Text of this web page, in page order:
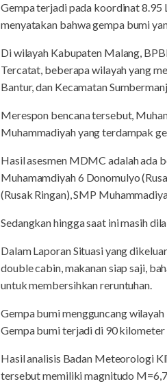
Gempa terjadi pada koordinat 8.95
menyatakan bahwa gempa bumi
Di wilayah Kabupaten Malang,
Tercatat, beberapa wilayah yang
Bantur, dan Kecamatan
Merespon bencana tersebut,
Muhammadiyah yang terdampak
Hasil asesmen MDMC adalah ada
Muhamamdiyah 6 Donomulyo
(Rusak Ringan), SMP
Sedangkan hingga saat ini masih
Dalam Laporan Situasi yang
double cabin, makanan siap saji,
untuk membersihkan reruntuhan.
Gempa bumi mengguncang
Gempa bumi terjadi di 90
Hasil analisis Badan Meteorologi
tersebut memiliki magnitudo